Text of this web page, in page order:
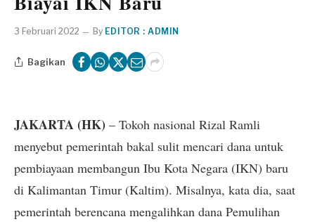
3 Februari 2022 By EDITOR : ADMIN
Bagikan
JAKARTA (HK) – Tokoh nasional Rizal Ramli
menyebut pemerintah bakal sulit mencari dana untuk
pembiayaan membangun Ibu Kota Negara (IKN) baru
di Kalimantan Timur (Kaltim). Misalnya, kata dia, saat
pemerintah berencana mengalihkan dana Pemulihan